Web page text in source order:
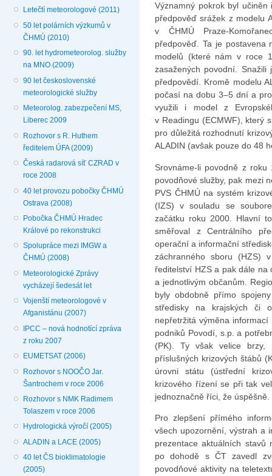
Letečtí meteorologové (2011)
50 let polárních výzkumů v
ČHMÚ (2010)
90. let hydrometeorolog. služby
na MNO (2009)
90 let československé
meteorologické služby
Meteorolog. zabezpečení MS,
Liberec 2009
Rozhovor s R. Huthem
ředitelem ÚFA (2009)
Česká radarová síť CZRAD v
roce 2008
40 let provozu pobočky ČHMÚ
Ostrava (2008)
Pobočka ČHMÚ Hradec
Králové po rekonstrukci
Spolupráce mezi IMGW a
ČHMÚ (2008)
Meteorologické Zprávy
vycházejí šedesát let
Vojenští meteorologové v
Afganistánu (2007)
IPCC – nová hodnotící zpráva
z roku 2007
EUMETSAT (2006)
Rozhovor s NOOČO Jar.
Šantrochem v roce 2006
Rozhovor s NMK Radimem
Tolaszem v roce 2006
Hydrologická výročí (2005)
ALADIN a LACE (2005)
40 let ČS bioklimatologie
(2005)
Významný pokrok byl
předpověď srážek z modelu
v ČHMÚ Praze-
předpověď. Ta je postavena
modelů (které nám v roce
zasažených povodní.
předpovědí. Kromě modelu
počasí na dobu 3–5 dní a
využili i model z
v Readingu (ECMWF), který
pro důležitá rozhodnutí
ALADIN (avšak pouze do 48
Srovnáme-li povodně z
povodňové služby, pak mezi
PVS ČHMÚ na systém
(IZS) v souladu se
začátku roku 2000. Hlavní
směřoval z Centrálního
operační a informační
záchranného sboru (HZS)
ředitelství HZS a pak dále na
a jednotlivým občanům.
byly obdobně přímo
středisky na krajských či
nepřetržitá výměna
podniků Povodí, s.p. a
(PK). Ty však velice brzy,
příslušných krizových štábů
úrovni státu (ústřední
krizového řízení se při tak
jednoznačně říci, že úspěšně.
Pro zlepšení přímého
všech upozornění, výstrah a
prezentace aktuálních stavů
po dohodě s ČT zavedl
povodňové aktivity na